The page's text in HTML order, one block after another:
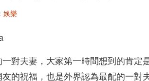
娛樂
對夫妻，大家第一時間想到的肯定
的祝福，也是外界認為最配的一對